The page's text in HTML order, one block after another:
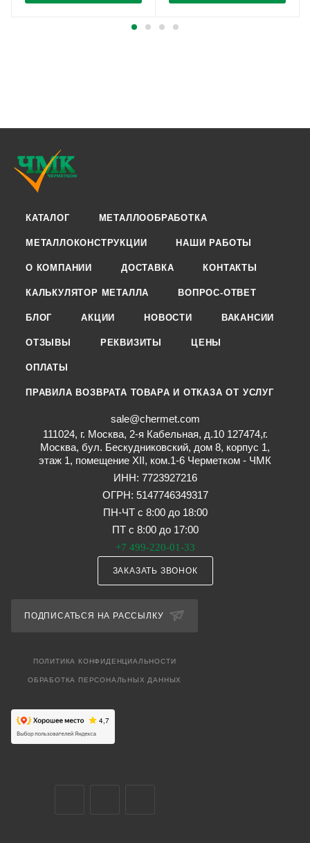
КАТАЛОГ МЕТАЛЛООБРАБОТКА
МЕТАЛЛОКОНСТРУКЦИИ НАШИ РАБОТЫ
О КОМПАНИИ ДОСТАВКА КОНТАКТЫ
КАЛЬКУЛЯТОР МЕТАЛЛА ВОПРОС-ОТВЕТ
БЛОГ АКЦИИ НОВОСТИ ВАКАНСИИ
ОТЗЫВЫ РЕКВИЗИТЫ ЦЕНЫ
ОПЛАТЫ
ПРАВИЛА ВОЗВРАТА ТОВАРА И ОТКАЗА ОТ УСЛУГ
sale@chermet.com
111024, г. Москва, 2-я Кабельная, д.10 127474,г.
Москва, бул. Бескудниковский, дом 8, корпус 1,
этаж 1, помещение XII, ком.1-6 Черметком - ЧМК
ИНН: 7723927216
ОГРН: 5147746349317
ПН-ЧТ с 8:00 до 18:00
ПТ с 8:00 до 17:00
+7 499-220-01-33
ЗАКАЗАТЬ ЗВОНОК
ПОДПИСАТЬСЯ НА РАССЫЛКУ
ПОЛИТИКА КОНФИДЕНЦИАЛЬНОСТИ
ОБРАБОТКА ПЕРСОНАЛЬНЫХ ДАННЫХ